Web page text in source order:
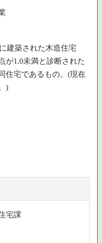
建築された木造住宅
が1.0未満と診断された
住宅であるもの。(現在
)
宅課